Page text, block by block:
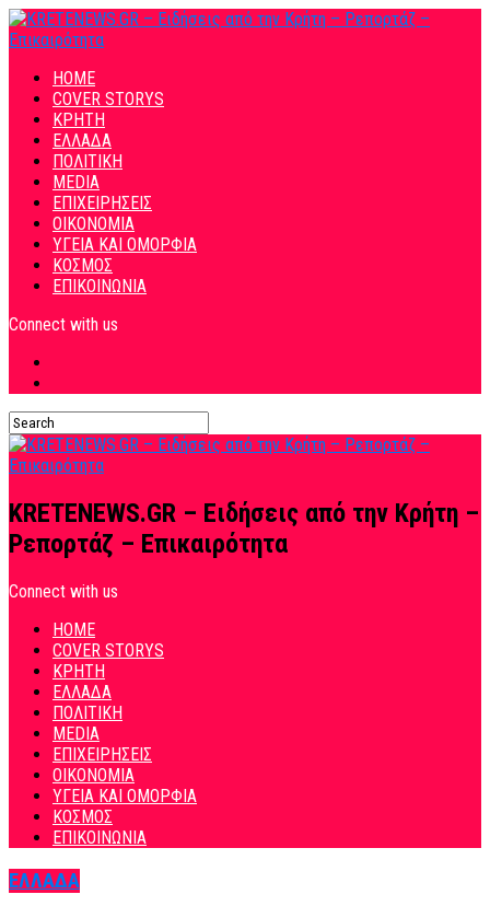
HOME
COVER STORYS
ΚΡΗΤΗ
ΕΛΛΑΔΑ
ΠΟΛΙΤΙΚΗ
MEDIA
ΕΠΙΧΕΙΡΗΣΕΙΣ
ΟΙΚΟΝΟΜΙΑ
ΥΓΕΙΑ ΚΑΙ ΟΜΟΡΦΙΑ
ΚΟΣΜΟΣ
ΕΠΙΚΟΙΝΩΝΙΑ
Connect with us
KRETENEWS.GR – Ειδήσεις από την Κρήτη –
Ρεπορτάζ – Επικαιρότητα
Connect with us
HOME
COVER STORYS
ΚΡΗΤΗ
ΕΛΛΑΔΑ
ΠΟΛΙΤΙΚΗ
MEDIA
ΕΠΙΧΕΙΡΗΣΕΙΣ
ΟΙΚΟΝΟΜΙΑ
ΥΓΕΙΑ ΚΑΙ ΟΜΟΡΦΙΑ
ΚΟΣΜΟΣ
ΕΠΙΚΟΙΝΩΝΙΑ
ΕΛΛΑΔΑ